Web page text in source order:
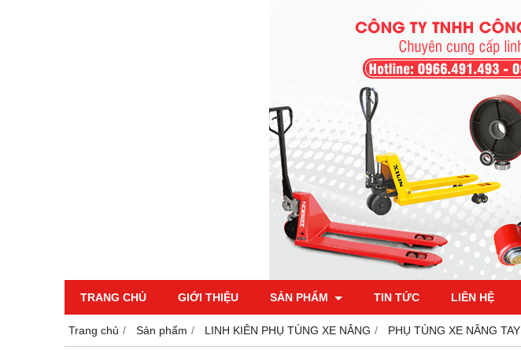
TRANG CHỦ GIỚI THIỆU SẢN PHẨM TIN TỨC LIÊN HỆ
Trang chủ Sản phẩm LINH KIÊN PHỤ TÙNG XE NÂNG PHỤ TÙNG XE NÂNG TAY